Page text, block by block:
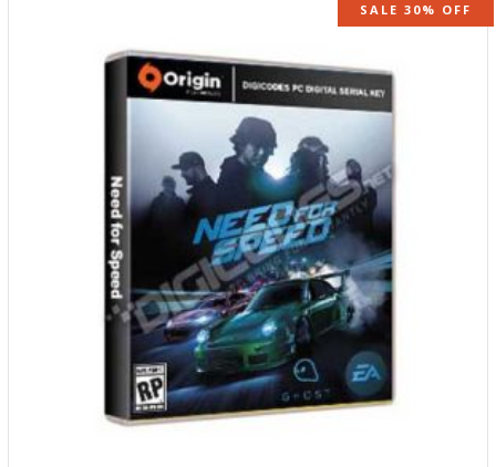
SALE 30% OFF